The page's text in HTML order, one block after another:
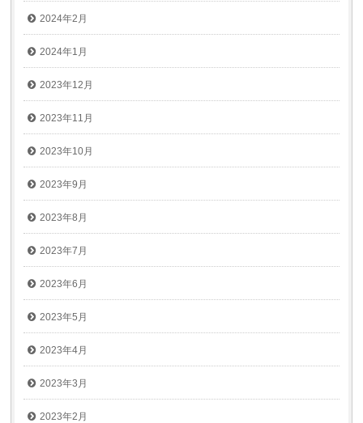
2024年2月
2024年1月
2023年12月
2023年11月
2023年10月
2023年9月
2023年8月
2023年7月
2023年6月
2023年5月
2023年4月
2023年3月
2023年2月